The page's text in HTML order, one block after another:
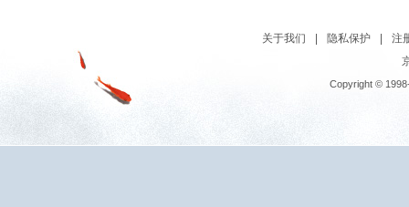
关于我们 隐私保护
注
Copyright ©